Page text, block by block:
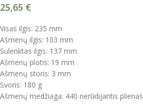
25,65 €
Visas ilgis: 235 mm
Ašmenų ilgis: 103 mm
Sulenktas ilgis: 137 mm
Ašmenų plotis: 19 mm
Ašmenų storis: 3 mm
Svoris: 180 g
Ašmenų medžiaga: 440 nerūdijantis plienas